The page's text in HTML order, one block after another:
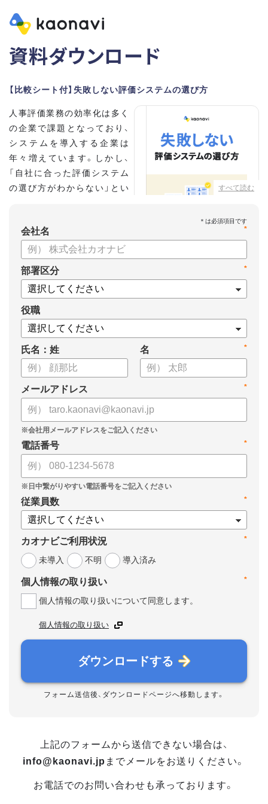
資料ダウンロード
【比較シート付】失敗しない評価システムの選び方
すべて読む
人事評価業務の効率化は多く
の企業で課題となっており、
システムを導入する企業は
年々増えています。しかし、
「自社に合った評価システム
の選び方がわからない」とい
こちらの資料では、
・人事評価システムが必要な企業の特徴
・導入検討に必要な3つの視点
・7つの選定ポイント
についてまとめましたので、ぜひお役立てください。
*
会社名
*
部署区分
役職
氏名：姓 *
名
*
メールアドレス
*
電話番号
*
従業員数
*
カオナビご利用状況
未導入
不明 導入済み
*
個人情報の取り扱い
個人情報の取り扱いについて同意します。
個人情報の取り扱い
ダウンロードする
フォーム送信後、ダウンロードページへ移動します。
上記のフォームから送信できない場合は、
info@kaonavi.jp までメールをお送りください。
お電話でのお問い合わせも承っております。